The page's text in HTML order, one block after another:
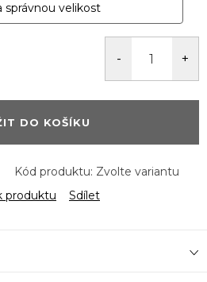
správnou velikost
DO KOŠÍKU
Kód produktu: Zvolte variantu
produktu
Sdílet